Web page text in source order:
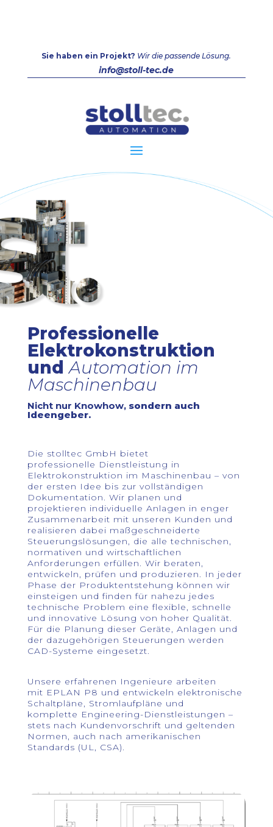
Sie haben ein Projekt? Wir die passende Lösung.
info@stoll-tec.de
Professionelle
Elektrokonstruktion
undAutomation im
Maschinenbau
Nicht nur Knowhow, sondern auch
Ideengeber.
Die stolltec GmbH bietet
professionelle Dienstleistung in
Elektrokonstruktion im Maschinenbau – von
der ersten Idee bis zur vollständigen
Dokumentation. Wir planen und
projektieren individuelle Anlagen in enger
Zusammenarbeit mit unseren Kunden und
realisieren dabei maßgeschneiderte
Steuerungslösungen, die alle technischen,
normativen und wirtschaftlichen
Anforderungen erfüllen. Wir beraten,
entwickeln, prüfen und produzieren. In jeder
Phase der Produktentstehung können wir
einsteigen und finden für nahezu jedes
technische Problem eine flexible, schnelle
und innovative Lösung von hoher Qualität.
Für die Planung dieser Geräte, Anlagen und
der dazugehörigen Steuerungen werden
CAD-Systeme eingesetzt.
Unsere erfahrenen Ingenieure arbeiten
mit EPLAN P8 und entwickeln elektronische
Schaltpläne, Stromlaufpläne und
komplette Engineering-Dienstleistungen –
stets nach Kundenvorschrift und geltenden
Normen, auch nach amerikanischen
Standards (UL, CSA).